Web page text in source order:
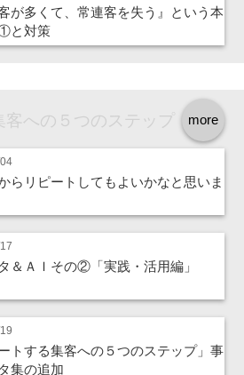
客が多くて、常連客を失う』という本
と対策
more
客への５つのステップ
らリピートしてもよいかなと思いま
＆ＡＩその②「実践・活用編」
ートする集客への５つのステップ」事
集の追加